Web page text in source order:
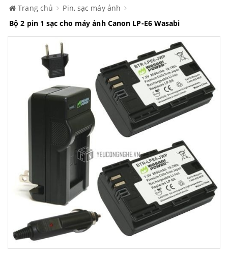
Trang chủ
Pin, sạc máy ảnh
Bộ 2 pin 1 sạc cho máy ảnh Canon LP-E6 Wasabi